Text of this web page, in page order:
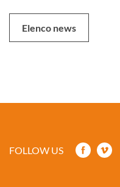
Elenco news
FOLLOW US